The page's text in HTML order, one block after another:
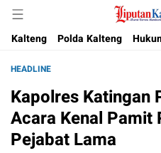
Liputan
Akurat,
Kalteng
Polda Kalteng
HEADLINE
Kapolres Katingan
Acara Kenal Pamit
Pejabat Lama